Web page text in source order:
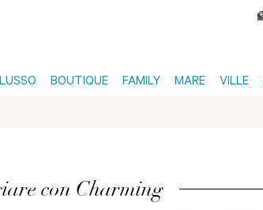
LUSSO BOUTIQUE FAMILY MARE VILLE
con Charming